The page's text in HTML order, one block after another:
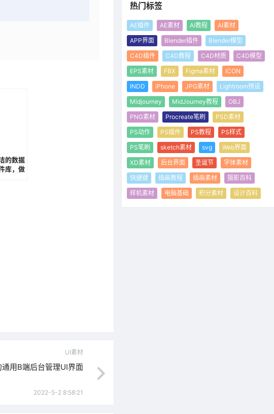
的数据
库，做
UI素材
用B端后台管理UI界面
2022-5-2 8:58:21
热门标签
AE插件 AE素材 AI教程
AI素材
APP界面
Blender插件
Blender模型
C4D插件
C4D教程 C4D材质
C4D模型
EPS素材
FBX Figma素材
ICON
INDD
iPhone JPG素材
Lightroom预设
Midjourney
MidJourney教程
OBJ
PNG素材
Procreate笔刷
PSD素材
PS动作
PS插件 PS教程
PS样式
PS笔刷
sketch素材 svg
Web界面
XD素材
后台界面 圣诞节
字体素材
快捷键
插画教程 插画素材
摄影百科
样机素材
电脑基础 积分素材 设计百科